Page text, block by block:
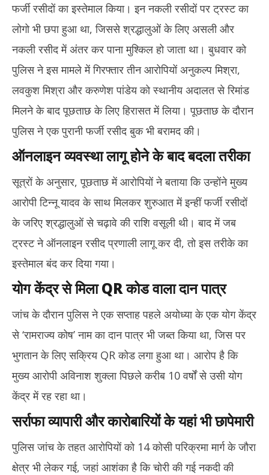
NOW VIEWING
राम मंदिर चढ़ावा चोरी केस : फर्जी रसीदों से श्रद्धालुओं से वसूला जाता था दान,
SIT जांच में बड़े खुलासे
July
9,
2026
फर्जी रसीदों का इस्तेमाल किया। इन नकली रसीदों पर ट्रस्ट का
लोगो भी छपा हुआ था, जिससे श्रद्धालुओं के लिए असली और
नकली रसीद में अंतर कर पाना मुश्किल हो जाता था। बुधवार को
पुलिस ने इस मामले में गिरफ्तार तीन आरोपियों अनुकल्प मिश्रा,
लवकुश मिश्रा और करुणेश पांडेय को स्थानीय अदालत से रिमांड
मिलने के बाद पूछताछ के लिए हिरासत में लिया। पूछताछ के दौरान
पुलिस ने एक पुरानी फर्जी रसीद बुक भी बरामद की।
ऑनलाइन व्यवस्था लागू होने के बाद बदला तरीका
सूत्रों के अनुसार, पूछताछ में आरोपियों ने बताया कि उन्होंने मुख्य
आरोपी टिन्नू यादव के साथ मिलकर शुरुआत में इन्हीं फर्जी रसीदों
के जरिए श्रद्धालुओं से चढ़ावे की राशि वसूली थी। बाद में जब
ट्रस्ट ने ऑनलाइन रसीद प्रणाली लागू कर दी, तो इस तरीके का
इस्तेमाल बंद कर दिया गया।
योग केंद्र से मिला QR कोड वाला दान पात्र
जांच के दौरान पुलिस ने एक सप्ताह पहले अयोध्या के एक योग केंद्र
से ‘रामराज्य कोष’ नाम का दान पात्र भी जब्त किया था, जिस पर
भुगतान के लिए सक्रिय QR कोड लगा हुआ था। आरोप है कि
मुख्य आरोपी अविनाश शुक्ला पिछले करीब 10 वर्षों से उसी योग
केंद्र में रह रहा था।
सर्राफा व्यापारी और कारोबारियों के यहां भी छापेमारी
पुलिस जांच के तहत आरोपियों को 14 कोसी परिक्रमा मार्ग के जौरा
क्षेत्र भी लेकर गई, जहां आशंका है कि चोरी की गई नकदी की